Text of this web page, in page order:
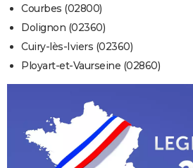
Courbes (02800)
Dolignon (02360)
Cuiry-lès-Iviers (02360)
Ployart-et-Vaurseine (02860)